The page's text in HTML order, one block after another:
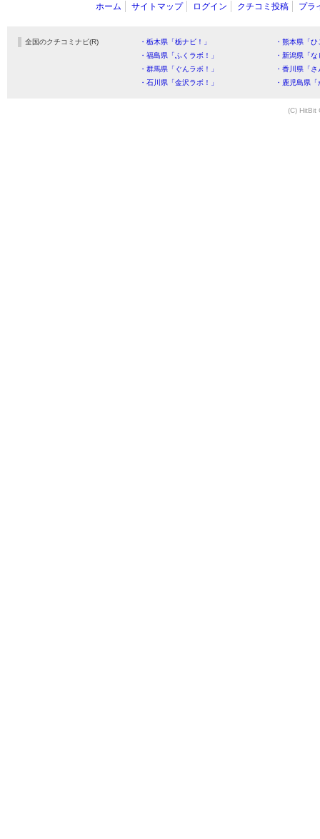
ホーム サイトマップ ログイン クチコミ投稿 プラ
全国のクチコミナビ(R) ・栃木県「栃ナビ！」
・熊本県「
・福島県「ふくラボ！」
・新潟県「
・群馬県「ぐんラボ！」
・香川県「
・石川県「金沢ラボ！」
・鹿児島県
(C) HitBit